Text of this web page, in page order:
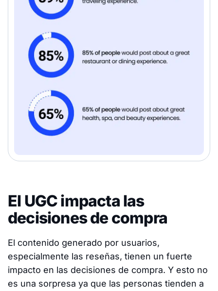
El UGC impacta las
decisiones de compra
El contenido generado por usuarios,
especialmente las reseñas, tienen un fuerte
impacto en las decisiones de compra. Y esto no
es una sorpresa ya que las personas tienden a